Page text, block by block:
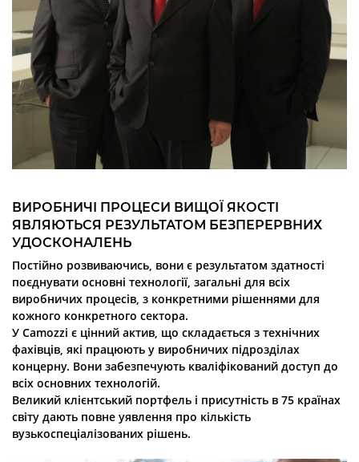
ВИРОБНИЧІ ПРОЦЕСИ ВИЩОЇ ЯКОСТІ
ЯВЛЯЮТЬСЯ РЕЗУЛЬТАТОМ БЕЗПЕРЕРВНИХ
УДОСКОНАЛЕНЬ
Постійно розвиваючись, вони є результатом здатності
поєднувати основні технології, загальні для всіх
виробничих процесів, з конкретними рішеннями для
кожного конкретного сектора.
У Camozzi є цінний актив, що складається з технічних
фахівців, які працюють у виробничих підрозділах
концерну. Вони забезпечують кваліфікований доступ до
всіх основних технологій.
Великий клієнтський портфель і присутність в 75 країнах
світу дають повне уявлення про кількість
вузькоспеціалізованих рішень.